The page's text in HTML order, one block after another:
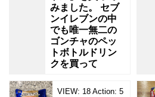
みました。 セブ
ンイレブンの中
でも唯一無二の
ゴンチャのペッ
トボトルドリン
クを買って
VIEW: 18 Action: 5